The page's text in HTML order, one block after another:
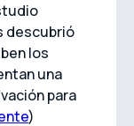
descubrió
los
una
para
)